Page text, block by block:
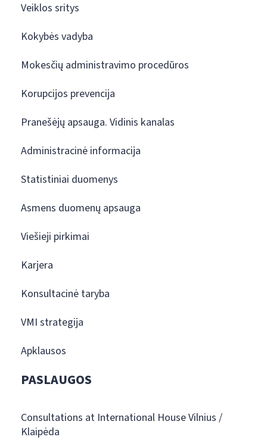
Veiklos sritys
Kokybės vadyba
Mokesčių administravimo procedūros
Korupcijos prevencija
Pranešėjų apsauga. Vidinis kanalas
Administracinė informacija
Statistiniai duomenys
Asmens duomenų apsauga
Viešieji pirkimai
Karjera
Konsultacinė taryba
VMI strategija
Apklausos
PASLAUGOS
Consultations at International House Vilnius /
Klaipėda